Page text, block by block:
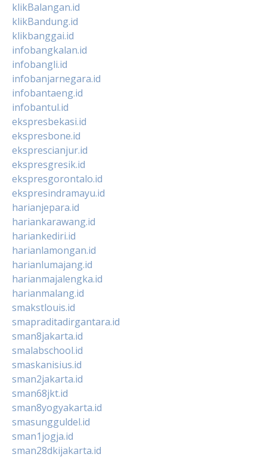
klikBalangan.id
klikBandung.id
klikbanggai.id
infobangkalan.id
infobangli.id
infobanjarnegara.id
infobantaeng.id
infobantul.id
ekspresbekasi.id
ekspresbone.id
eksprescianjur.id
ekspresgresik.id
ekspresgorontalo.id
ekspresindramayu.id
harianjepara.id
hariankarawang.id
hariankediri.id
harianlamongan.id
harianlumajang.id
harianmajalengka.id
harianmalang.id
smakstlouis.id
smapraditadirgantara.id
sman8jakarta.id
smalabschool.id
smaskanisius.id
sman2jakarta.id
sman68jkt.id
sman8yogyakarta.id
smasungguldel.id
sman1jogja.id
sman28dkijakarta.id